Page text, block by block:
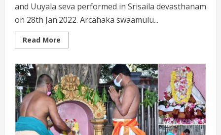
and Uuyala seva performed in Srisaila devasthanam
on 28th Jan.2022. Arcahaka swaamulu...
Read More
more
special
puuja
and
Uuyala
seva
in
Srisaila
devasthanam